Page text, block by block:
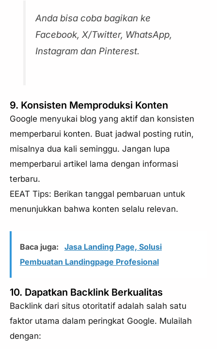
Anda bisa coba bagikan ke
Facebook, X/Twitter, WhatsApp,
Instagram dan Pinterest.
9. Konsisten Memproduksi Konten
Google menyukai blog yang aktif dan konsisten
memperbarui konten. Buat jadwal posting rutin,
misalnya dua kali seminggu. Jangan lupa
memperbarui artikel lama dengan informasi
terbaru.
EEAT Tips: Berikan tanggal pembaruan untuk
menunjukkan bahwa konten selalu relevan.
Baca juga:
Jasa Landing Page, Solusi
Pembuatan Landingpage Profesional
10. Dapatkan Backlink Berkualitas
Backlink dari situs otoritatif adalah salah satu
faktor utama dalam peringkat Google. Mulailah
dengan: